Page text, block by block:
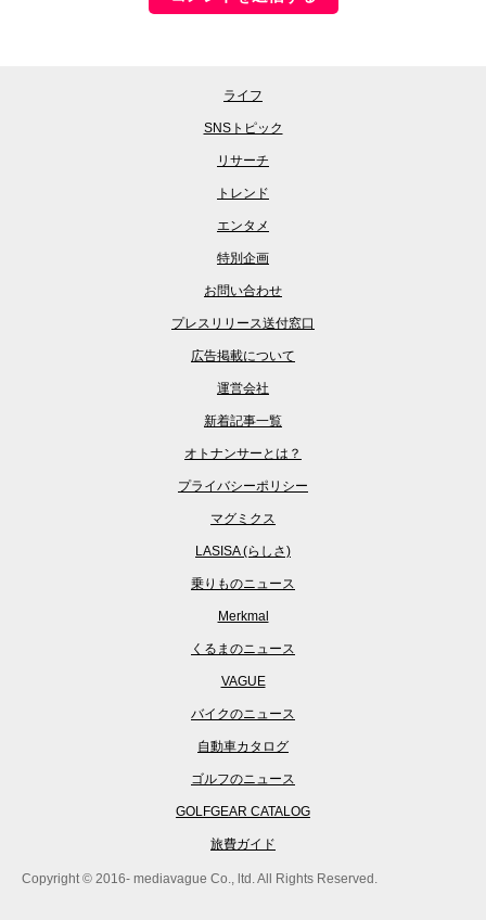
ライフ
SNSトピック
リサーチ
トレンド
エンタメ
特別企画
お問い合わせ
プレスリリース送付窓口
広告掲載について
運営会社
新着記事一覧
オトナンサーとは？
プライバシーポリシー
マグミクス
LASISA (らしさ)
乗りものニュース
Merkmal
くるまのニュース
VAGUE
バイクのニュース
自動車カタログ
ゴルフのニュース
GOLFGEAR CATALOG
旅費ガイド
Copyright © 2016- mediavague Co., ltd. All Rights Reserved.